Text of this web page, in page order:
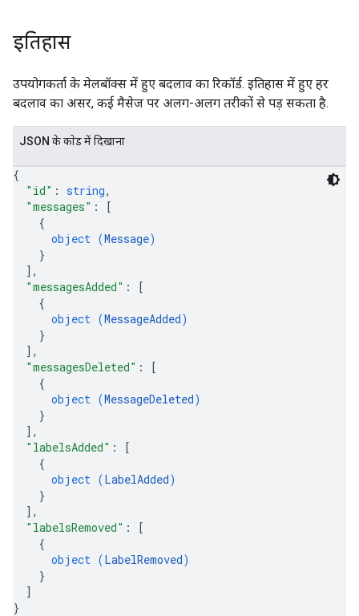
इतिहास
उपयोगकर्ता के मेलबॉक्स में हुए बदलाव का रिकॉर्ड. इतिहास में हुए हर
बदलाव का असर, कई मैसेज पर अलग-अलग तरीकों से पड़ सकता है.
JSON के काेड में दिखाना
{
"id" : string,
"messages" :
[
{
object (Message)
}
] ,
"messagesAdded" :
[
{
object (MessageAdded)
}
] ,
"messagesDeleted" :
[
{
object (MessageDeleted)
}
] ,
"labelsAdded" :
[
{
object (LabelAdded)
}
] ,
"labelsRemoved" :
[
{
object (LabelRemoved)
}
]
}